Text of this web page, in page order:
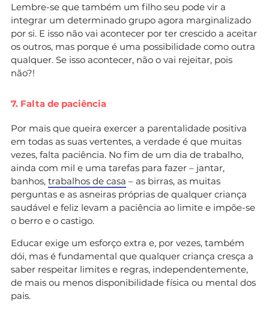
Lembre-se que também um filho seu pode vir a
integrar um determinado grupo agora marginalizado
por si. E isso não vai acontecer por ter crescido a aceitar
os outros, mas porque é uma possibilidade como outra
qualquer. Se isso acontecer, não o vai rejeitar, pois
não?!
7. Falta de paciência
Por mais que queira exercer a parentalidade positiva
em todas as suas vertentes, a verdade é que muitas
vezes, falta paciência. No fim de um dia de trabalho,
ainda com mil e uma tarefas para fazer – jantar,
banhos, trabalhos de casa – as birras, as muitas
perguntas e as asneiras próprias de qualquer criança
saudável e feliz levam a paciência ao limite e impõe-se
o berro e o castigo.
Educar exige um esforço extra e, por vezes, também
dói, mas é fundamental que qualquer criança cresça a
saber respeitar limites e regras, independentemente,
de mais ou menos disponibilidade física ou mental dos
pais.